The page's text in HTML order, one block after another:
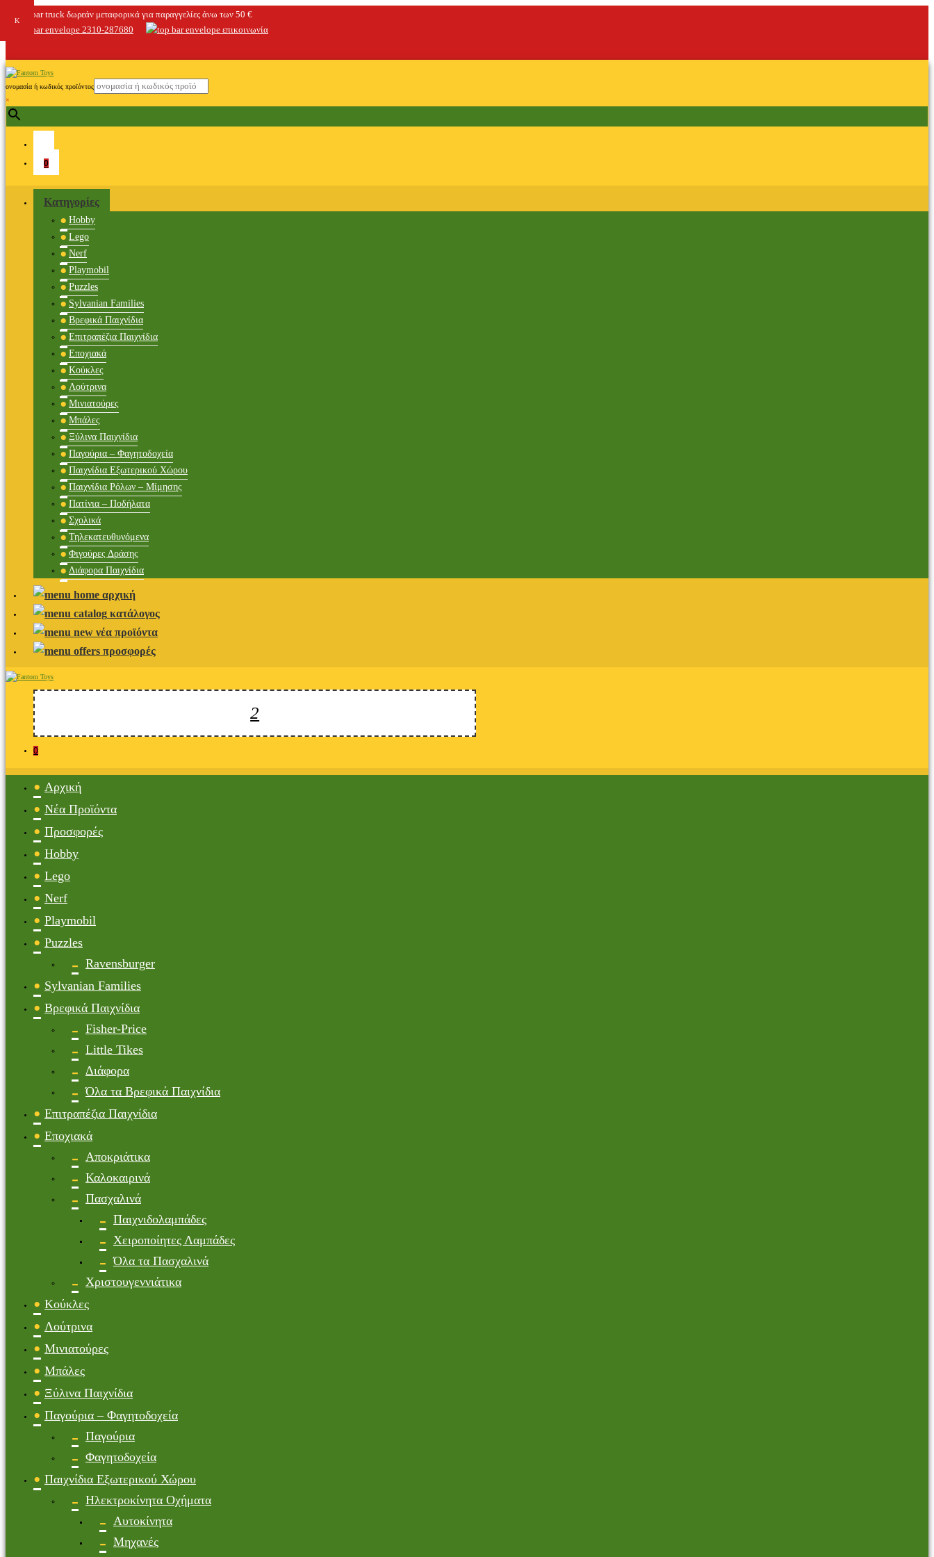
δωρεάν μεταφορικά για παραγγελίες άνω των 50 €
2310-287680
επικοινωνία
ονομασία ή κωδικός προϊόντος
×
0
Κατηγορίες
Hobby
Lego
Nerf
Playmobil
Puzzles
Sylvanian Families
Βρεφικά Παιχνίδια
Επιτραπέζια Παιχνίδια
Εποχιακά
Κούκλες
Λούτρινα
Μινιατούρες
Μπάλες
Ξύλινα Παιχνίδια
Παγούρια – Φαγητοδοχεία
Παιχνίδια Εξωτερικού Χώρου
Παιχνίδια Ρόλων – Μίμησης
Πατίνια – Ποδήλατα
Σχολικά
Τηλεκατευθυνόμενα
Φιγούρες Δράσης
Διάφορα Παιχνίδια
αρχική
κατάλογος
νέα προϊόντα
προσφορές
0
Αρχική
Νέα Προϊόντα
Προσφορές
Hobby
Lego
Nerf
Playmobil
Puzzles
Ravensburger
Sylvanian Families
Βρεφικά Παιχνίδια
Fisher-Price
Little Tikes
Διάφορα
Όλα τα Βρεφικά Παιχνίδια
Επιτραπέζια Παιχνίδια
Εποχιακά
Αποκριάτικα
Καλοκαιρινά
Πασχαλινά
Παιχνιδολαμπάδες
Χειροποίητες Λαμπάδες
Όλα τα Πασχαλινά
Χριστουγεννιάτικα
Κούκλες
Λούτρινα
Μινιατούρες
Μπάλες
Ξύλινα Παιχνίδια
Παγούρια – Φαγητοδοχεία
Παγούρια
Φαγητοδοχεία
Παιχνίδια Εξωτερικού Χώρου
Ηλεκτροκίνητα Οχήματα
Αυτοκίνητα
Μηχανές